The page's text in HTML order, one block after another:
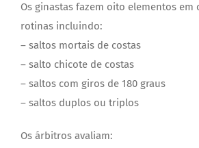
Os ginastas fazem oito elementos em
rotinas incluindo:
– saltos mortais de costas
– salto chicote de costas
– saltos com giros de 180 graus
– saltos duplos ou triplos
Os árbitros avaliam: